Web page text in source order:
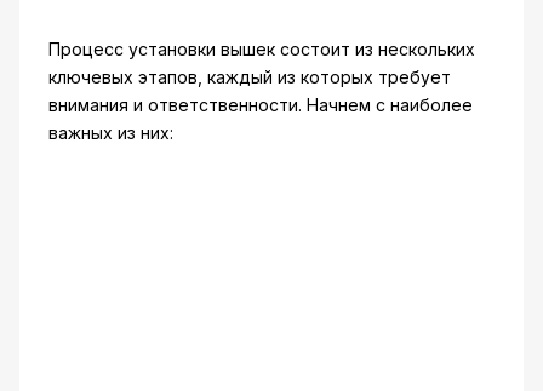
Процесс установки вышек состоит из нескольких
ключевых этапов, каждый из которых требует
внимания и ответственности. Начнем с наиболее
важных из них: